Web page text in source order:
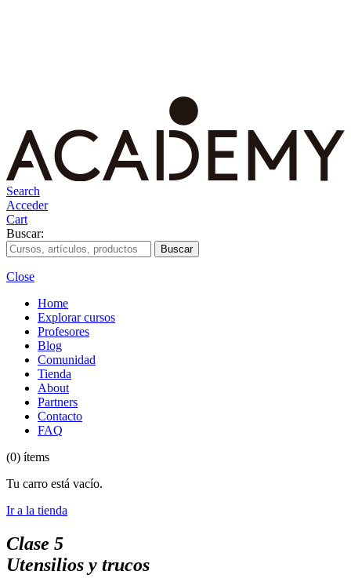
Search
Acceder
Cart
Buscar:
Close
Home
Explorar cursos
Profesores
Blog
Comunidad
Tienda
About
Partners
Contacto
FAQ
(0) ítems
Tu carro está vacío.
Ir a la tienda
Clase 5
Utensilios y trucos